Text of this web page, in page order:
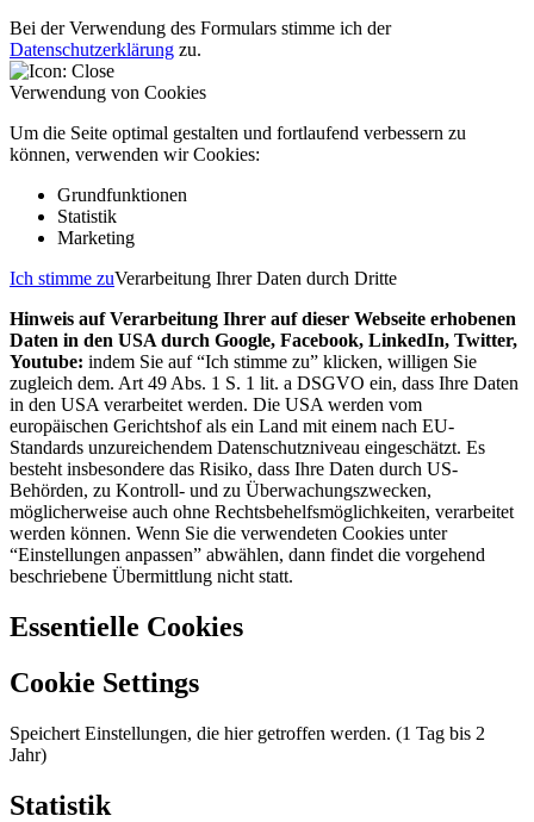
Bei der Verwendung des Formulars stimme ich der
Datenschutzerklärung zu.
Verwendung von Cookies
Um die Seite optimal gestalten und fortlaufend verbessern zu
können, verwenden wir Cookies:
Grundfunktionen
Statistik
Marketing
Ich stimme zuVerarbeitung Ihrer Daten durch Dritte
Hinweis auf Verarbeitung Ihrer auf dieser Webseite erhobenen
Daten in den USA durch Google, Facebook, LinkedIn, Twitter,
Youtube: indem Sie auf “Ich stimme zu” klicken, willigen Sie
zugleich dem. Art 49 Abs. 1 S. 1 lit. a DSGVO ein, dass Ihre Daten
in den USA verarbeitet werden. Die USA werden vom
europäischen Gerichtshof als ein Land mit einem nach EU-
Standards unzureichendem Datenschutzniveau eingeschätzt. Es
besteht insbesondere das Risiko, dass Ihre Daten durch US-
Behörden, zu Kontroll- und zu Überwachungszwecken,
möglicherweise auch ohne Rechtsbehelfsmöglichkeiten, verarbeitet
werden können. Wenn Sie die verwendeten Cookies unter
“Einstellungen anpassen” abwählen, dann findet die vorgehend
beschriebene Übermittlung nicht statt.
Essentielle Cookies
Cookie Settings
Speichert Einstellungen, die hier getroffen werden. (1 Tag bis 2
Jahr)
Statistik